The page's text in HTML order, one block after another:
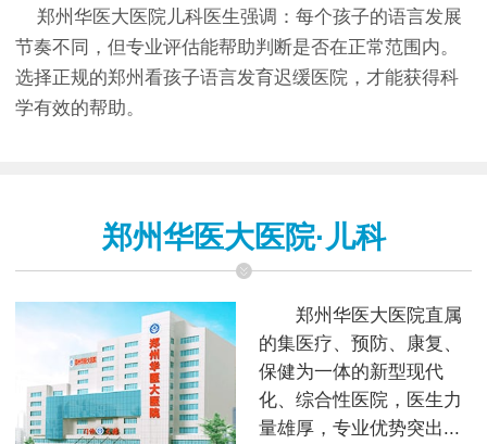
郑州华医大医院儿科医生强调：每个孩子的语言发展
节奏不同，但专业评估能帮助判断是否在正常范围内。
选择正规的郑州看孩子语言发育迟缓医院，才能获得科
学有效的帮助。
郑州华医大医院·儿科
郑州华医大医院直属
的集医疗、预防、康复、
保健为一体的新型现代
化、综合性医院，医生力
量雄厚，专业优势突出...